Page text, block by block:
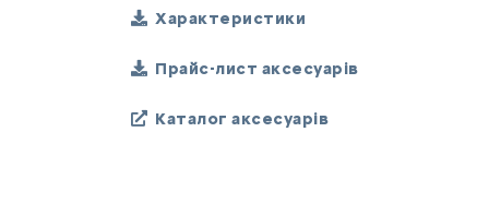
Характеристики
Прайс-лист аксесуарів
Каталог аксесуарів